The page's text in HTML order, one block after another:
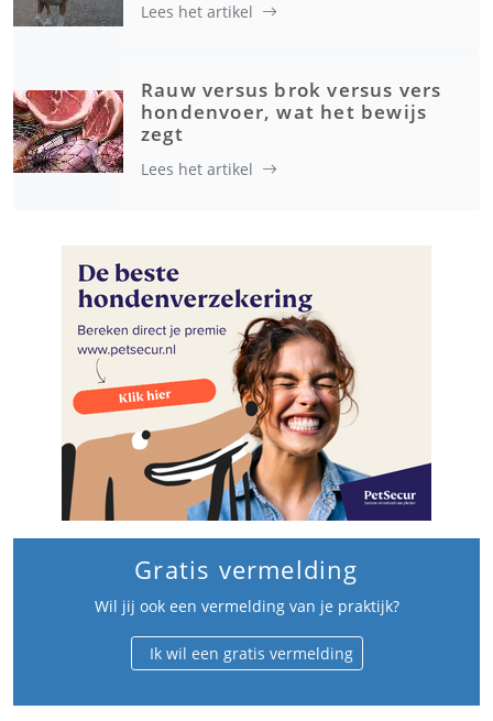
Lees het artikel
Rauw versus brok versus vers
hondenvoer, wat het bewijs
zegt
Lees het artikel
Gratis vermelding
Wil jij ook een vermelding van je praktijk?
Ik wil een gratis vermelding